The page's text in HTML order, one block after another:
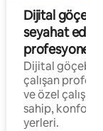
Dijital
seyahat eden
Dijital
çalışan
ve özel
sahip,
yerleri.